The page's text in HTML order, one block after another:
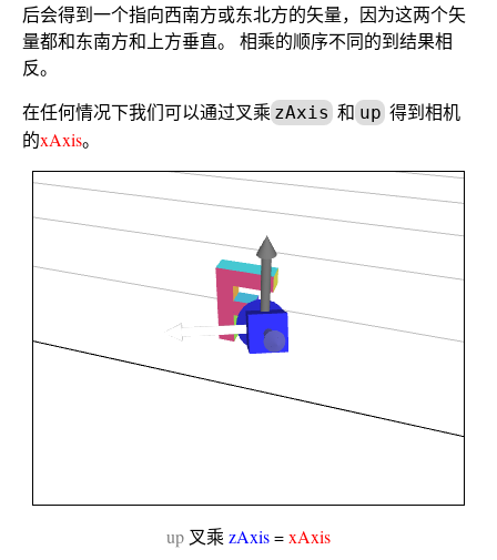
后会得到一个指向西南方或东北方的矢量，因为这两个矢
量都和东南方和上方垂直。 相乘的顺序不同的到结果相
反。
在任何情况下我们可以通过叉乘 zAxis 和 up得到相机
的xAxis。
up 叉乘 zAxis=xAxis